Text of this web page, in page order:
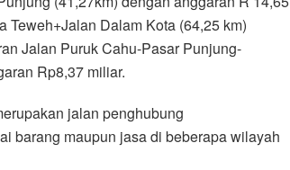
Teweh+Jalan Dalam Kota (64,25 km)
Jalan Puruk Cahu-Pasar Punjung-
Rp8,37 miliar.
jalan penghubung
barang maupun jasa di beberapa wilayah